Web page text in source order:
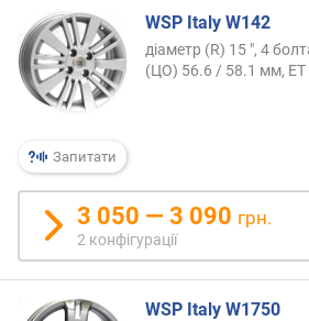
х
д
о
д
о
о
г
и
х
в
і
д
Запитати
WSP Italy W142
діаметр (R) 15 ", 4
(ЦО) 56.6 / 58.1 мм, ET
3 050 — 3 090 грн.
2 конфігурації
WSP Italy W1750